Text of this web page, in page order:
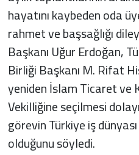
hayatını kaybeden oda
rahmet ve başsağlığı
Başkanı Uğur Erdoğan,
Birliği Başkanı M. Rifat
yeniden İslam Ticaret ve
Vekilliğine seçilmesi
görevin Türkiye iş
olduğunu söyledi.